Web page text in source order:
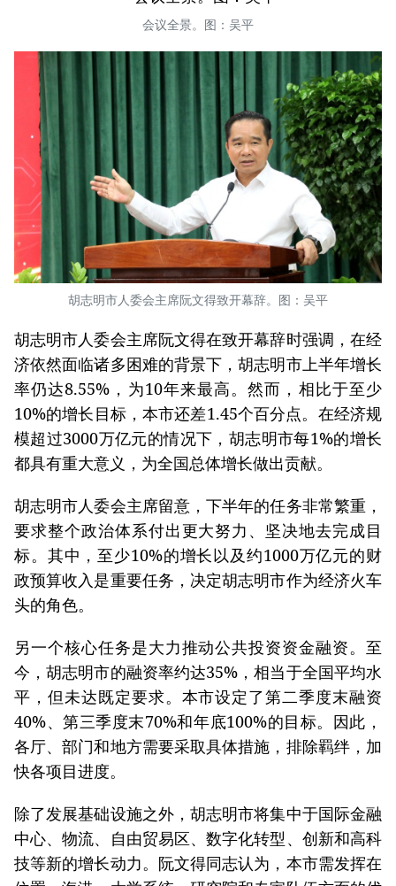
会议全景。图：吴平
胡志明市人委会主席阮文得致开幕辞。图：吴平
胡志明市人委会主席阮文得在致开幕辞时强调，在经
济依然面临诸多困难的背景下，胡志明市上半年增长
率仍达8.55%，为10年来最高。然而，相比于至少
10%的增长目标，本市还差1.45个百分点。在经济规
模超过3000万亿元的情况下，胡志明市每1%的增长
都具有重大意义，为全国总体增长做出贡献。
胡志明市人委会主席留意，下半年的任务非常繁重，
要求整个政治体系付出更大努力、坚决地去完成目
标。其中，至少10%的增长以及约1000万亿元的财
政预算收入是重要任务，决定胡志明市作为经济火车
头的角色。
另一个核心任务是大力推动公共投资资金融资。至
今，胡志明市的融资率约达35%，相当于全国平均水
平，但未达既定要求。本市设定了第二季度末融资
40%、第三季度末70%和年底100%的目标。因此，
各厅、部门和地方需要采取具体措施，排除羁绊，加
快各项目进度。
除了发展基础设施之外，胡志明市将集中于国际金融
中心、物流、自由贸易区、数字化转型、创新和高科
技等新的增长动力。阮文得同志认为，本市需发挥在